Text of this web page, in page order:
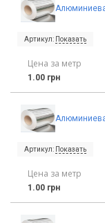
Артикул: Показать
Цена за метр
1.00 грн
Артикул: Показать
Цена за метр
1.00 грн